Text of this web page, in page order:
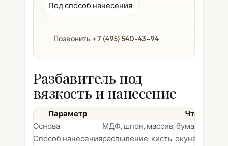
Под способ нанесения
Позвонить +7 (495) 540-43-94
Разбавитель под
вязкость и нанесение
Параметр
Что
Основа
МДФ, шпон, массив, бумага,
Способ нанесенияраспыление, кисть, окунание,